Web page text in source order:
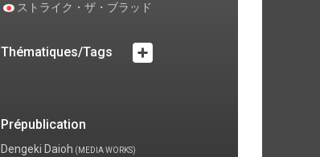
ストライク・ザ・ブラッド
Thématiques/Tags
Prépublication
Dengeki Daioh (MEDIA WORKS)